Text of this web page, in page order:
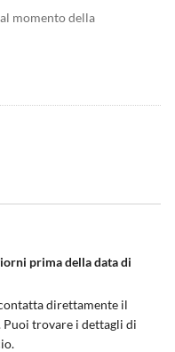
momento della
prima della data di
direttamente il
trovare i dettagli di